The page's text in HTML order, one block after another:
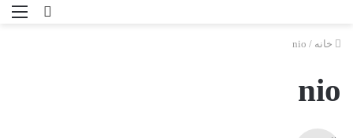
خانه /
nio
nio